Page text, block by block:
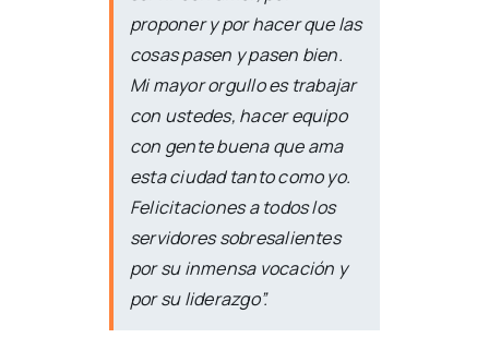
proponer y por hacer que las
cosas pasen y pasen bien.
Mi mayor orgullo es trabajar
con ustedes, hacer equipo
con gente buena que ama
esta ciudad tanto como yo.
Felicitaciones a todos los
servidores sobresalientes
por su inmensa vocación y
por su liderazgo”.